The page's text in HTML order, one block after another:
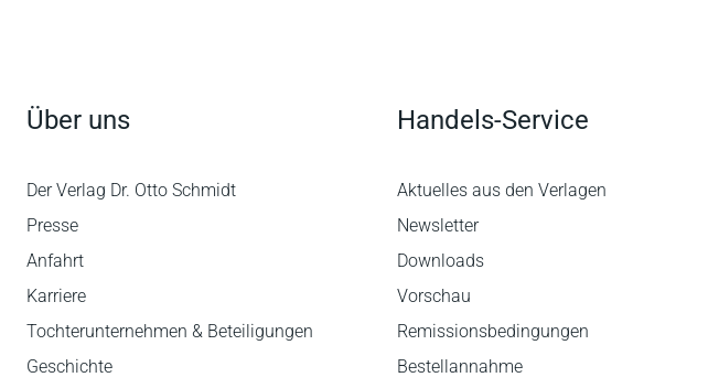
Über uns
Der Verlag Dr. Otto Schmidt
Presse
Anfahrt
Karriere
Tochterunternehmen & Beteiligungen
Geschichte
Handels-Service
Aktuelles aus den Verlagen
Newsletter
Downloads
Vorschau
Remissionsbedingungen
Bestellannahme